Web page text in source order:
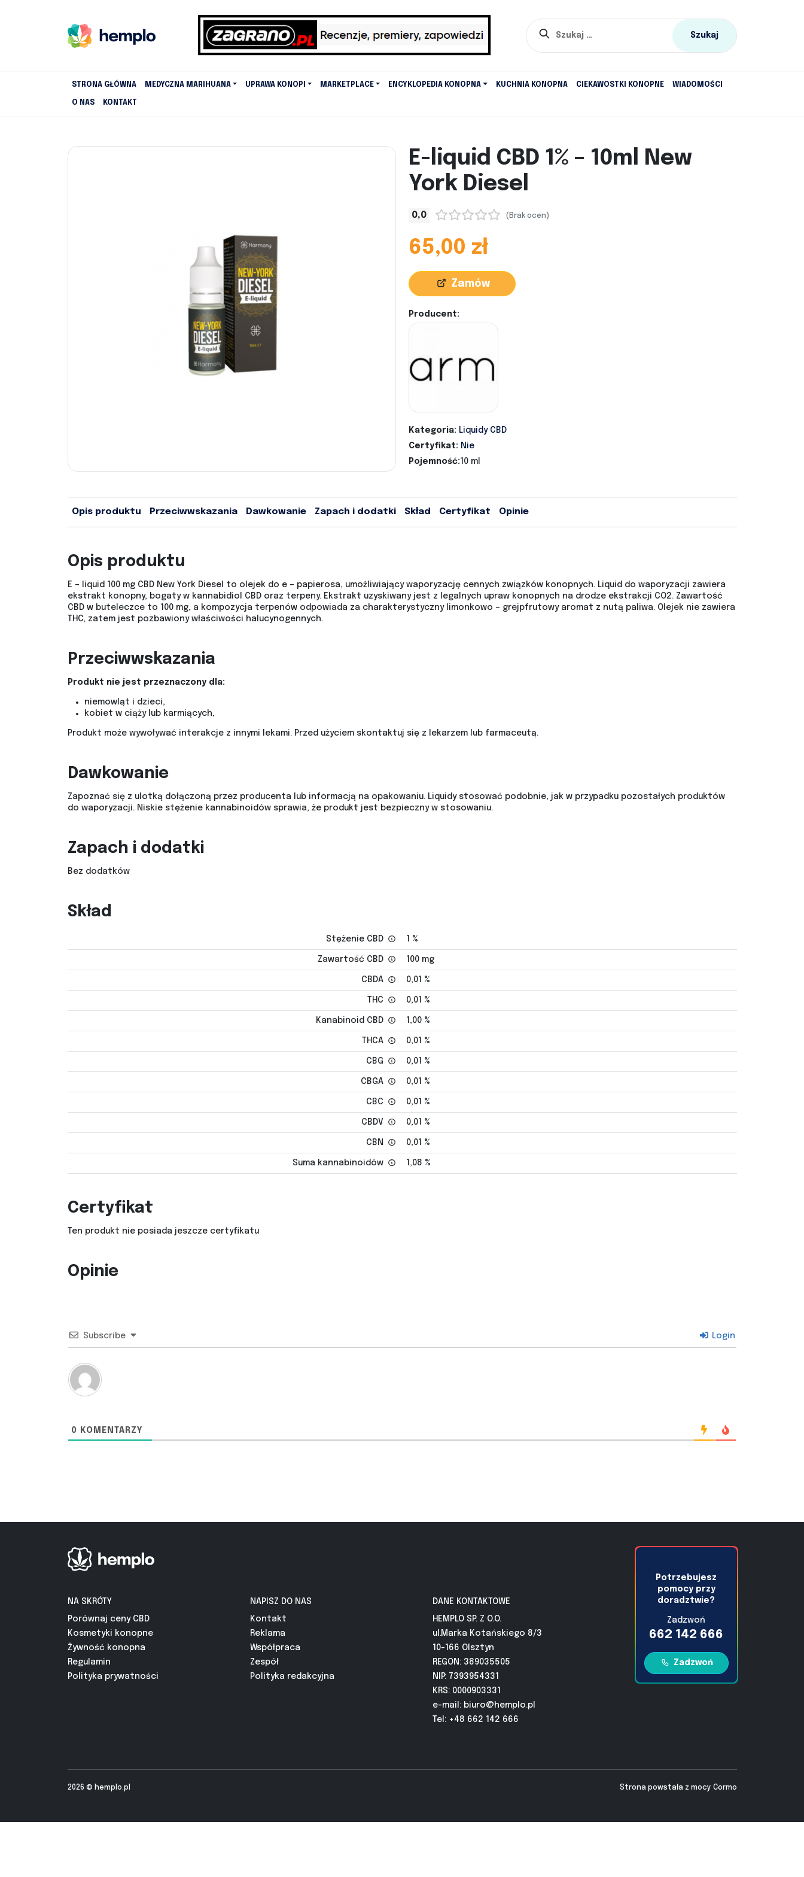
STRONA GŁÓWNA MEDYCZNA MARIHUANA UPRAWA KONOPI MARKETPLACE ENCYKLOPEDIA KONOPNA KUCHNIA KONOPNA CIEKAWOSTKI KONOPNE WIADOMOŚCI
O NAS KONTAKT
E-liquid CBD 1% – 10ml New
York Diesel
0,0 (Brak ocen)
65,00 zł
Zamów
Producent:
Kategoria: Liquidy CBD
Certyfikat: Nie
Pojemność:10 ml
Opis produktu Przeciwwskazania Dawkowanie Zapach i dodatki Skład Certyfikat Opinie
Opis produktu
E – liquid 100 mg CBD New York Diesel to olejek do e – papierosa, umożliwiający waporyzację cennych związków konopnych. Liquid do waporyzacji zawiera
ekstrakt konopny, bogaty w kannabidiol CBD oraz terpeny. Ekstrakt uzyskiwany jest z legalnych upraw konopnych na drodze ekstrakcji CO2. Zawartość
CBD w buteleczce to 100 mg, a kompozycja terpenów odpowiada za charakterystyczny limonkowo – grejpfrutowy aromat z nutą paliwa. Olejek nie zawiera
THC, zatem jest pozbawiony właściwości halucynogennych.
Przeciwwskazania
Produkt nie jest przeznaczony dla:
niemowląt i dzieci,
kobiet w ciąży lub karmiących,
Produkt może wywoływać interakcje z innymi lekami. Przed użyciem skontaktuj się z lekarzem lub farmaceutą.
Dawkowanie
Zapoznać się z ulotką dołączoną przez producenta lub informacją na opakowaniu. Liquidy stosować podobnie, jak w przypadku pozostałych produktów
do waporyzacji. Niskie stężenie kannabinoidów sprawia, że produkt jest bezpieczny w stosowaniu.
Zapach i dodatki
Bez dodatków
Skład
Stężenie CBD 1 %
Zawartość CBD 100 mg
CBDA 0,01 %
THC 0,01 %
Kanabinoid CBD 1,00 %
THCA 0,01 %
CBG 0,01 %
CBGA 0,01 %
CBC 0,01 %
CBDV 0,01 %
CBN 0,01 %
Suma kannabinoidów 1,08 %
Certyfikat
Ten produkt nie posiada jeszcze certyfikatu
Opinie
Subscribe Login
0 KOMENTARZY
NA SKRÓTY
Porównaj ceny CBD
Kosmetyki konopne
Żywność konopna
Regulamin
Polityka prywatności
NAPISZ DO NAS
Kontakt
Reklama
Współpraca
Zespół
Polityka redakcyjna
DANE KONTAKTOWE
HEMPLO SP. Z O.O.
ul.Marka Kotańskiego 8/3
10-166 Olsztyn
REGON: 389035505
NIP: 7393954331
KRS: 0000903331
e-mail: biuro@hemplo.pl
Tel: +48 662 142 666
Potrzebujesz
pomocy przy
doradztwie?
Zadzwoń
662 142 666
Zadzwoń
2026 © hemplo.pl Strona powstała z mocy Cormo